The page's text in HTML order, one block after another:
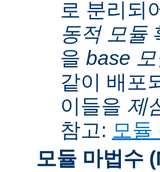
로 분리되
동적 모듈
을 base
같이 배포
이들을 제
참고: 모듈
모듈 마법수